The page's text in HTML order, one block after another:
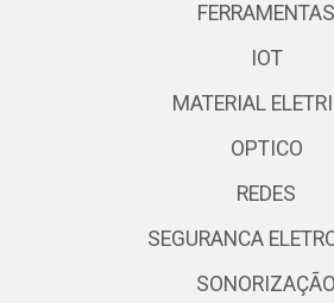
FERRAMENTAS
IOT
MATERIAL
OPTICO
REDES
SEGURANCA
SONORIZAÇÃO